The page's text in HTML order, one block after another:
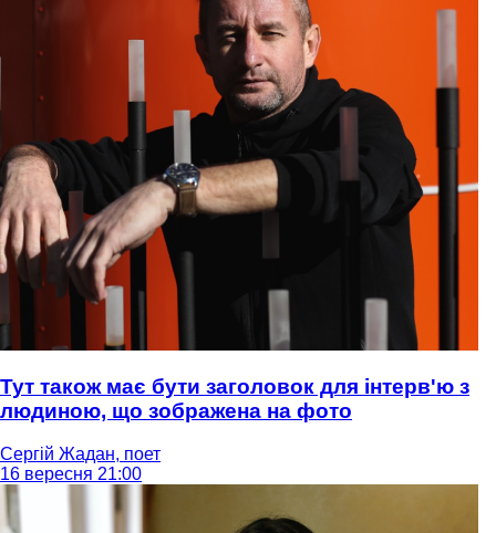
Тут також має бути заголовок для інтерв'ю з
людиною, що зображена на фото
Сергій Жадан, поет
16 вересня 21:00